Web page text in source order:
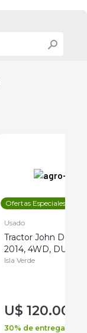
Ofertas Especiales
Usado
Tractor John Deere
2014, 4WD, DUAL
Isla Verde
U$ 120.000
30% de entrega +